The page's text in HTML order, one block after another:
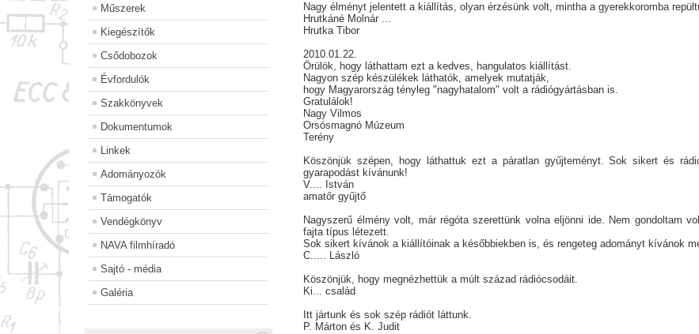
Műszerek
Kiegészítők
Csődobozok
Évfordulók
Szakkönyvek
Dokumentumok
Linkek
Adományozók
Támogatók
Vendégkönyv
NAVA filmhíradó
Sajtó - média
Galéria
Nagy élményt jelentett a kiállítás, olyan érzésünk volt, mintha a gyerekkoromba
Hrutkáné Molnár ...
Hrutka Tibor
2010.01.22.
Örülök, hogy láthattam ezt a kedves, hangulatos kiállítást.
Nagyon szép készülékek láthatók, amelyek mutatják,
hogy Magyarország tényleg "nagyhatalom" volt a rádiógyártásban is.
Gratulálok!
Nagy Vilmos
Orsósmagnó Múzeum
Terény
Köszönjük szépen, hogy láthattuk ezt a páratlan gyűjteményt. Sok sikert és
gyarapodást kívánunk!
V.... István
amatőr gyűjtő
Nagyszerű élmény volt, már régóta szerettünk volna eljönni ide. Nem gondoltam
fajta típus létezett.
Sok sikert kívánok a kiállítóinak a későbbiekben is, és rengeteg adományt kívánok
C..... László
Köszönjük, hogy megnézhettük a múlt század rádiócsodáit.
Ki... család
Itt jártunk és sok szép rádiót láttunk.
P. Márton és K. Judit